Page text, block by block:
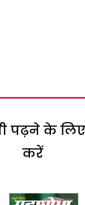
पढ़ने के लिए
करें